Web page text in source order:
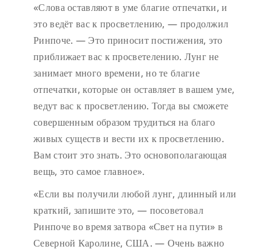
«Слова оставляют в уме благие отпечатки, и
это ведёт вас к просветлению, — продолжил
Ринпоче. — Это приносит постижения, это
приближает вас к просветелению. Лунг не
занимает много времени, но те благие
отпечатки, которые он оставляет в вашем уме,
ведут вас к просветлению. Тогда вы сможете
совершенным образом трудиться на благо
живых существ и вести их к просветлению.
Вам стоит это знать. Это основополагающая
вещь, это самое главное».
«Если вы получили любой лунг, длинный или
краткий, запишите это, — посоветовал
Ринпоче во время затвора «Свет на пути» в
Северной Каролине, США. — Очень важно